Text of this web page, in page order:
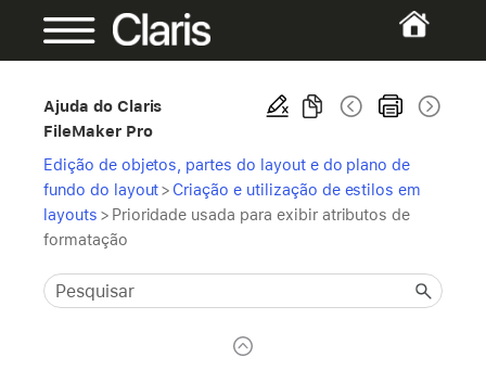
Ajuda do Claris
FileMaker Pro
Edição de objetos, partes do layout e do plano de
fundo do layout> Criação e utilização de estilos em
layouts > Prioridade usada para exibir atributos de
formatação